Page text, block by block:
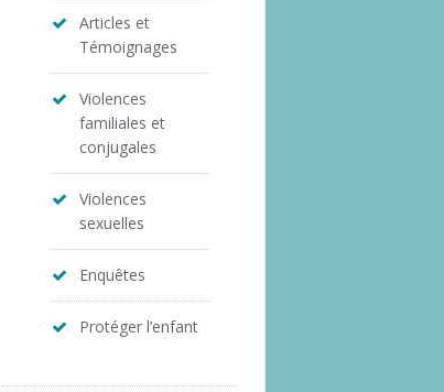
Articles et
Témoignages
Violences
familiales et
conjugales
Violences
sexuelles
Enquêtes
Protéger l’enfant